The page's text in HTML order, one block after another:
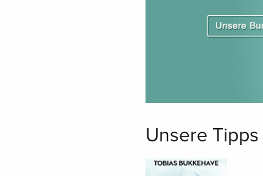
Unsere Tipps